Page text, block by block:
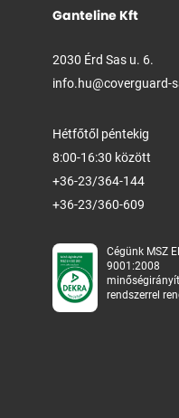
Ganteline Kft
2030 Érd Sas u. 6.
info.hu@coverguard-
Hétfőtől péntekig
8:00-16:30 között
+36-23/364-144
+36-23/360-609
Cégünk MSZ
9001:2008
rendszerrel